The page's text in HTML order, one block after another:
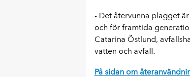
- Det återvunna plagget
och för framtida
Catarina Östlund,
vatten och avfall.
På sidan om